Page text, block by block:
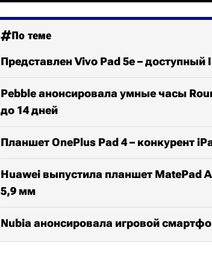
По теме
Представлен Vivo Pad 5e –
Pebble анонсировала умные часы
до 14 дней
Планшет OnePlus Pad 4 – конкурент
Huawei выпустила планшет MatePad
5,9 мм
Nubia анонсировала игровой